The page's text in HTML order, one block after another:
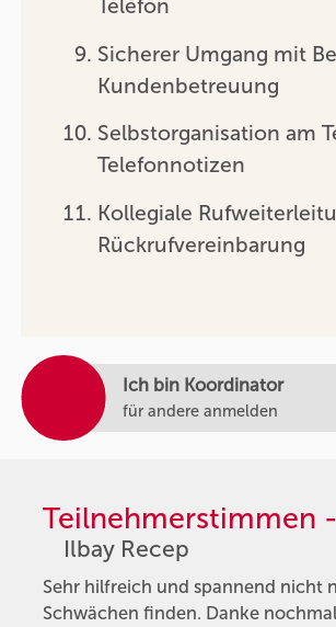
Ich bin Koordinator
für andere anmelden
Telefon
Sicherer Umgang mit
Kundenbetreuung
Selbstorganisation am
Telefonnotizen
Kollegiale
Rückrufvereinbarung
Teilnehmerstimmen
Ilbay Recep
Sehr hilfreich und spannend nicht
Schwächen finden. Danke